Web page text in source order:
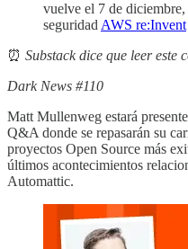
vuelve el 7 de
seguridad AWS re:Invent
⏰ Substack dice que leer este
Dark News #110
Matt Mullenweg estará
Q&A donde se repasarán su
proyectos Open Source más
últimos acontecimientos
Automattic.